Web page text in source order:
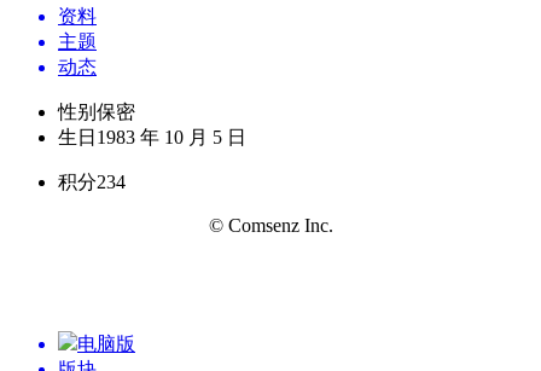
资料
主题
动态
性别 保密
生日 1983 年 10 月 5 日
积分234
© Comsenz Inc.
电脑版